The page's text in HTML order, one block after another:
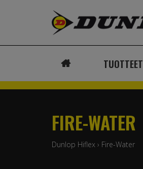
TUOTTEET
FIRE-WATER
Dunlop Hiflex › Fire-Water